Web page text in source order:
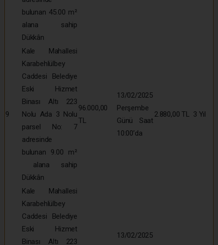
bulunan 45.00 m²
alana sahip
Dükkân
9
Kale Mahallesi
Karabehlülbey
Caddesi Belediye
Eski Hizmet
Binası Altı 223
Nolu Ada 3 Nolu
parsel No: 7
adresinde
bulunan 9.00 m²
alana sahip
Dükkân
96.000,00
TL
13/02/2025
Perşembe
Günü Saat
10:00’da
2.880,00 TL 3 Yıl
Kale Mahallesi
Karabehlülbey
Caddesi Belediye
Eski Hizmet
Binası Altı 223
13/02/2025